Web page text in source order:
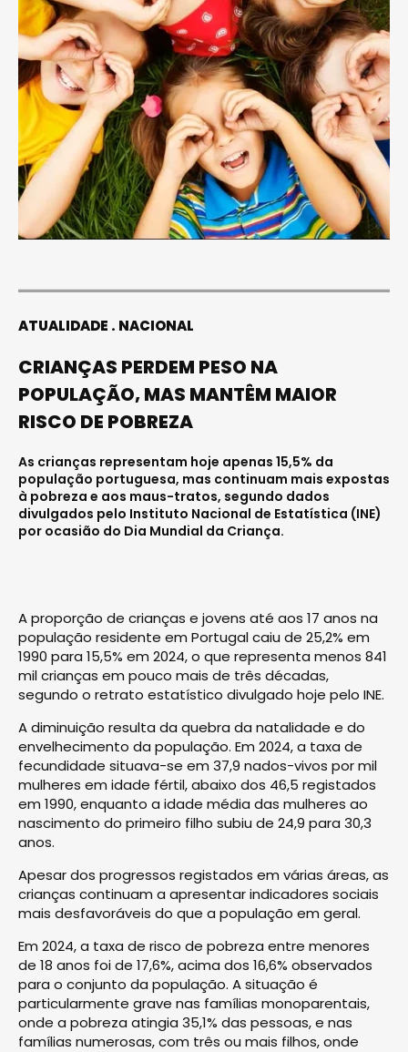
ATUALIDADE NACIONAL
CRIANÇAS PERDEM PESO NA
POPULAÇÃO, MAS MANTÊM MAIOR
RISCO DE POBREZA
As crianças representam hoje apenas 15,5% da
população portuguesa, mas continuam mais expostas
à pobreza e aos maus-tratos, segundo dados
divulgados pelo Instituto Nacional de Estatística (INE)
por ocasião do Dia Mundial da Criança.
A proporção de crianças e jovens até aos 17 anos na
população residente em Portugal caiu de 25,2% em
1990 para 15,5% em 2024, o que representa menos 841
mil crianças em pouco mais de três décadas,
segundo o retrato estatístico divulgado hoje pelo INE.
A diminuição resulta da quebra da natalidade e do
envelhecimento da população. Em 2024, a taxa de
fecundidade situava-se em 37,9 nados-vivos por mil
mulheres em idade fértil, abaixo dos 46,5 registados
em 1990, enquanto a idade média das mulheres ao
nascimento do primeiro filho subiu de 24,9 para 30,3
anos.
Apesar dos progressos registados em várias áreas, as
crianças continuam a apresentar indicadores sociais
mais desfavoráveis do que a população em geral.
Em 2024, a taxa de risco de pobreza entre menores
de 18 anos foi de 17,6%, acima dos 16,6% observados
para o conjunto da população. A situação é
particularmente grave nas famílias monoparentais,
onde a pobreza atingia 35,1% das pessoas, e nas
famílias numerosas, com três ou mais filhos, onde